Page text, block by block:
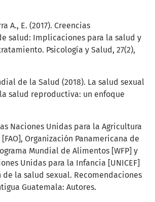
A., E. (2017). Creencias
salud: Implicaciones para la salud y
Psicología y Salud, 27(2),
de la Salud (2018). La salud sexual
salud reproductiva: un enfoque
Naciones Unidas para la Agricultura
Organización Panamericana de
Mundial de Alimentos [WFP] y
Unidas para la Infancia [UNICEF]
de la salud sexual. Recomendaciones
Guatemala: Autores.